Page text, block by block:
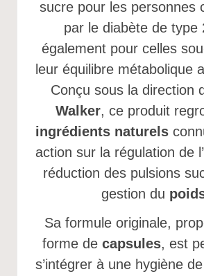
sucre pour les personnes
par le diabète de type
également pour celles
leur équilibre métabolique
Conçu sous la direction
Walker, ce produit
ingrédients naturels
action sur la régulation de l’
réduction des pulsions
gestion du
Sa formule originale,
forme de capsules, est
s’intégrer à une hygiène